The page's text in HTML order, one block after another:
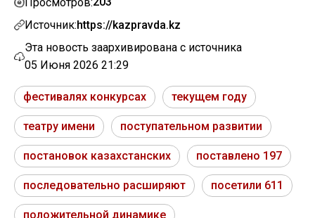
Источник:https://kazpravda.kz
Эта новость заархивирована с источника
05 Июня 2026 21:29
фестивалях конкурсах текущем году
театру имени поступательном развитии
постановок казахстанских поставлено 197
последовательно расширяют посетили 611
положительной динамике